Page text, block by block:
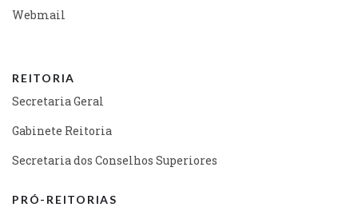
Webmail
REITORIA
Secretaria Geral
Gabinete Reitoria
Secretaria dos Conselhos Superiores
PRÓ-REITORIAS